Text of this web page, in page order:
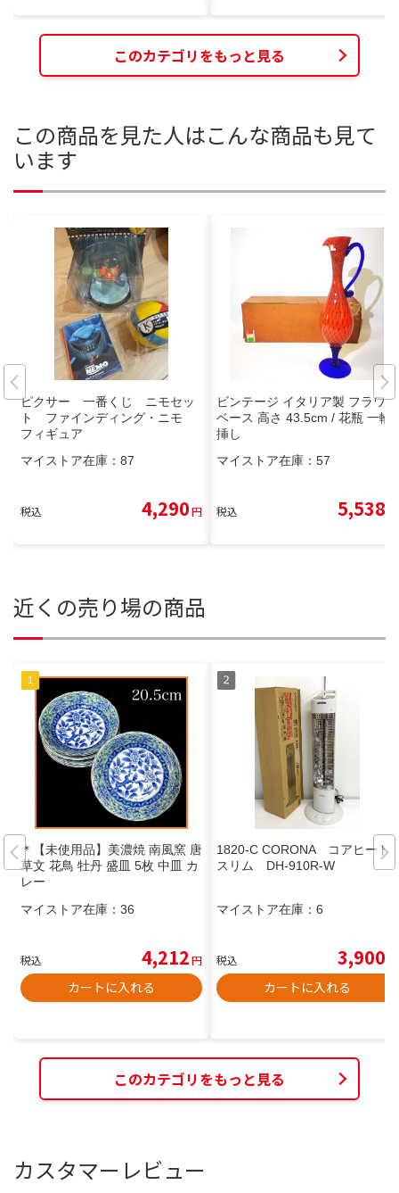
このカテゴリをもっと見る
この商品を見た人はこんな商品も見て
います
ピクサー 一番くじ ニモセッ
ト ファインディング・ニモ
フィギュア
マイストア在庫： 87
税込 4,290円
ビンテージ イタリア製 フラワー
ベース 高さ 43.5cm / 花瓶 一輪
挿し
マイストア在庫： 57
税込 5,538
近くの売り場の商品
＊【未使用品】美濃焼 南風窯 唐
草文 花鳥 牡丹 盛皿 5枚 中皿 カ
レー
マイストア在庫： 36
税込 4,212円
カートに入れる
1820-C CORONA コアヒート
スリム DH-910R-W
マイストア在庫： 6
税込 3,900
カートに入れる
このカテゴリをもっと見る
カスタマーレビュー